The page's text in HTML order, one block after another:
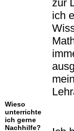
zur
ich
Wieso
unterrichte
ich gerne
Nachhilfe?